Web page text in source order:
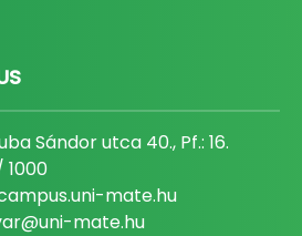
Sándor utca 40., Pf.: 16.
mate.hu
mate.hu